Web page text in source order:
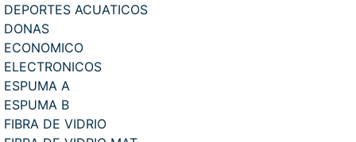
DEPORTES ACUATICOS
DONAS
ECONOMICO
ELECTRONICOS
ESPUMA A
ESPUMA B
FIBRA DE VIDRIO